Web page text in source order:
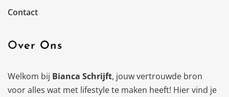
Contact
Over Ons
Welkom bij Bianca Schrijft, jouw vertrouwde bron
voor alles wat met lifestyle te maken heeft! Hier vind je